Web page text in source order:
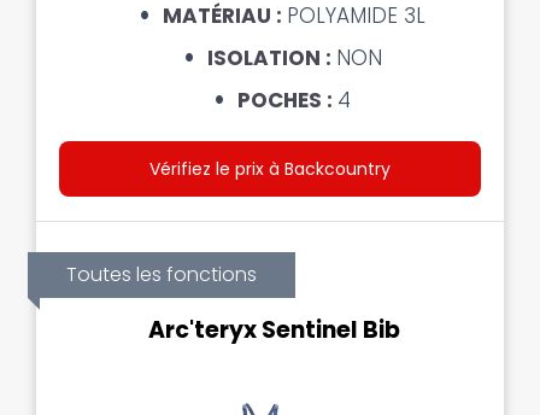
MATÉRIAU : POLYAMIDE 3L
ISOLATION : NON
POCHES : 4
Vérifiez le prix à Backcountry
Toutes les fonctions
Arc'teryx Sentinel Bib